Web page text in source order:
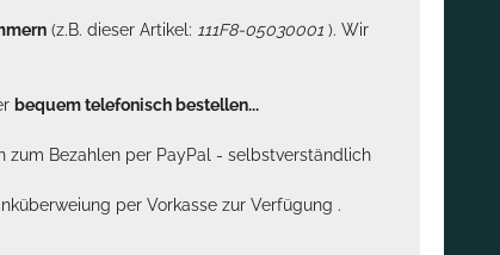
(z.B. dieser Artikel: 111F8-05030001 ). Wir
bequem telefonisch bestellen...
zum Bezahlen per PayPal - selbstverständlich
per Vorkasse zur Verfügung .